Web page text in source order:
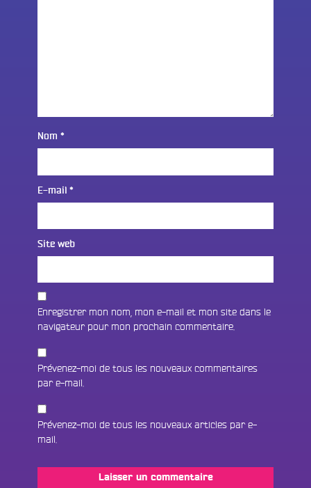
Nom *
E-mail *
Site web
Enregistrer mon nom, mon e-mail et mon site dans le
navigateur pour mon prochain commentaire.
Prévenez-moi de tous les nouveaux commentaires
par e-mail.
Prévenez-moi de tous les nouveaux articles par e-
mail.